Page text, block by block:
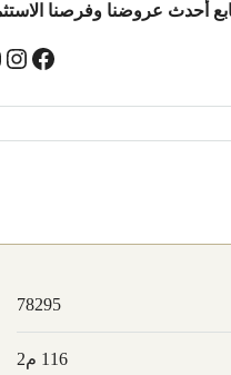
أحدث عروضنا وفرصنا
78295
116 م2